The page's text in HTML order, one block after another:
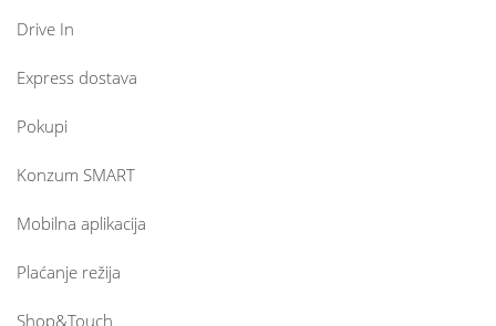
Drive In
Express dostava
Pokupi
Konzum SMART
Mobilna aplikacija
Plaćanje režija
Shop&Touch